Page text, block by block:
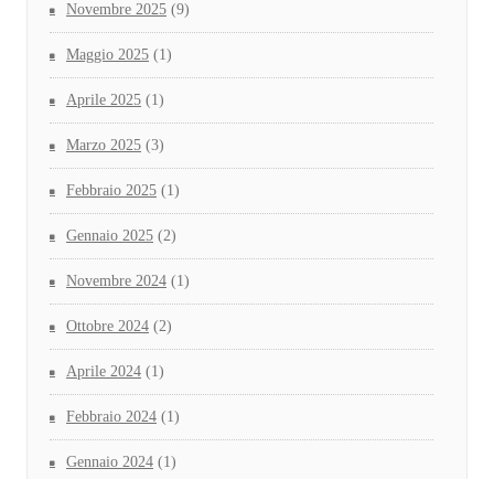
Novembre 2025 (9)
Maggio 2025 (1)
Aprile 2025 (1)
Marzo 2025 (3)
Febbraio 2025 (1)
Gennaio 2025 (2)
Novembre 2024 (1)
Ottobre 2024 (2)
Aprile 2024 (1)
Febbraio 2024 (1)
Gennaio 2024 (1)